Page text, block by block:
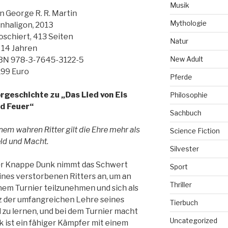
George R. R. Martin
2013
413 Seiten
Jahren
978-3-7645-3122-5
Euro
zu „Das Lied von Eis
Feuer“
wahren Ritter gilt die Ehre mehr als
und Macht.
Knappe Dunk nimmt das Schwert
verstorbenen Ritters an, um an
Turnier teilzunehmen und sich als
der umfangreichen Lehre seines
lernen, und bei dem Turnier macht
ist ein fähiger Kämpfer mit einem
Musik
Mythologie
Natur
New Adult
Pferde
Philosophie
Sachbuch
Science Fiction
Silvester
Sport
Thriller
Tierbuch
Uncategorized